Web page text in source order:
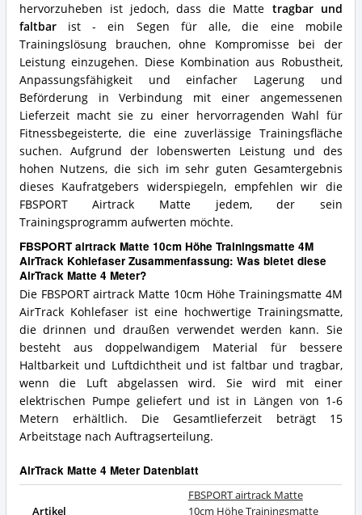
hervorzuheben ist jedoch, dass die Matte tragbar und
faltbarist - ein Segen für alle, die eine mobile
Trainingslösung brauchen, ohne Kompromisse bei der
Leistung einzugehen. Diese Kombination aus Robustheit,
Anpassungsfähigkeit und einfacher Lagerung und
Beförderung in Verbindung mit einer angemessenen
Lieferzeit macht sie zu einer hervorragenden Wahl für
Fitnessbegeisterte, die eine zuverlässige Trainingsfläche
suchen. Aufgrund der lobenswerten Leistung und des
hohen Nutzens, die sich im sehr guten Gesamtergebnis
dieses Kaufratgebers widerspiegeln, empfehlen wir die
FBSPORT Airtrack Matte jedem, der sein
Trainingsprogramm aufwerten möchte.
FBSPORT airtrack Matte 10cm Höhe Trainingsmatte 4M
AirTrack Kohlefaser Zusammenfassung: Was bietet diese
AirTrack Matte 4 Meter?
Die FBSPORT airtrack Matte 10cm Höhe Trainingsmatte 4M
AirTrack Kohlefaser ist eine hochwertige Trainingsmatte,
die drinnen und draußen verwendet werden kann. Sie
besteht aus doppelwandigem Material für bessere
Haltbarkeit und Luftdichtheit und ist faltbar und tragbar,
wenn die Luft abgelassen wird. Sie wird mit einer
elektrischen Pumpe geliefert und ist in Längen von 1-6
Metern erhältlich. Die Gesamtlieferzeit beträgt 15
Arbeitstage nach Auftragserteilung.
AirTrack Matte 4 Meter Datenblatt
Artikel
FBSPORT airtrack Matte
10cm Höhe Trainingsmatte